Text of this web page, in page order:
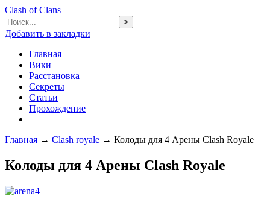
Clash of Clans
Добавить в закладки
Главная
Вики
Расстановка
Секреты
Статьи
Прохождение
Главная → Clash royale → Колоды для 4 Арены Clash Royale
Колоды для 4 Арены Clash Royale